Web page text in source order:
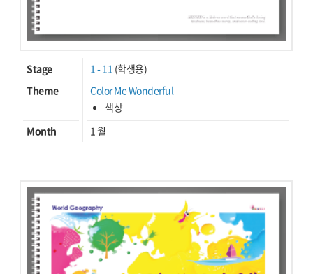
Stage 1 - 11 (학생용)
Theme
Color Me Wonderful
색상
Month
1 월